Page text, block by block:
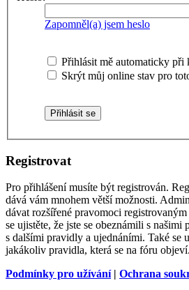
Zapomněl(a) jsem heslo
Přihlásit mě automaticky při
Skrýt můj online stav pro
Registrovat
Pro přihlášení musíte být registrován.
dává vám mnohem větší možnosti.
dávat rozšířené pravomoci
se ujistěte, že jste se obeznámili s
s dalšími pravidly a ujednáními. Také se
jakákoliv pravidla, která se na fóru objeví.
Podmínky pro užívání| Ochrana